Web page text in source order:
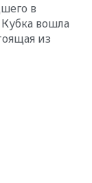
в
вошла
из